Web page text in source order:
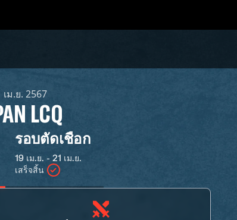
เม.ย. 2567
LCQ
รอบตัดเชือก
19 เม.ย. - 21 เม.ย.
เสร็จสิ้น